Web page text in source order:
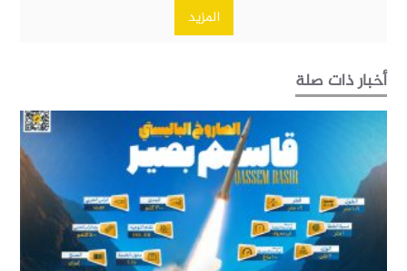
المزيد
أخبار ذات صلة